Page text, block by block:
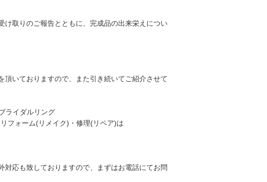
け取りのご報告とともに、完成品の出来栄えについ
頂いておりますので、また引き続いてご紹介させて
ライダルリング
フォーム(リメイク)・修理(リペア)は
応も致しておりますので、まずはお電話にてお問